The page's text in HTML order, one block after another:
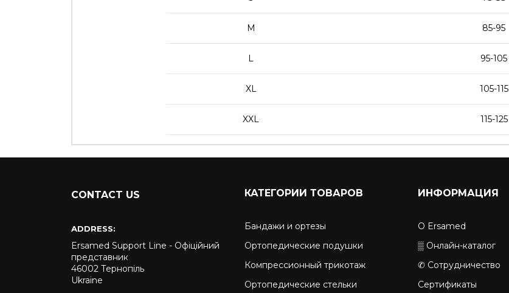
M 85-95
L 95-105
XL 105-115
XXL 115-125
CONTACT US
ADDRESS:
Ersamed Support Line - Офіційний
представник
46002 Тернопіль
Ukraine
КАТЕГОРИИ ТОВАРОВ
Бандажи и ортезы
Ортопедические подушки
Компрессионный трикотаж
Ортопедические стельки
ИНФОРМАЦИЯ
О Ersamed
▒ Онлайн-каталог
✆ Сотрудничество
Сертификаты